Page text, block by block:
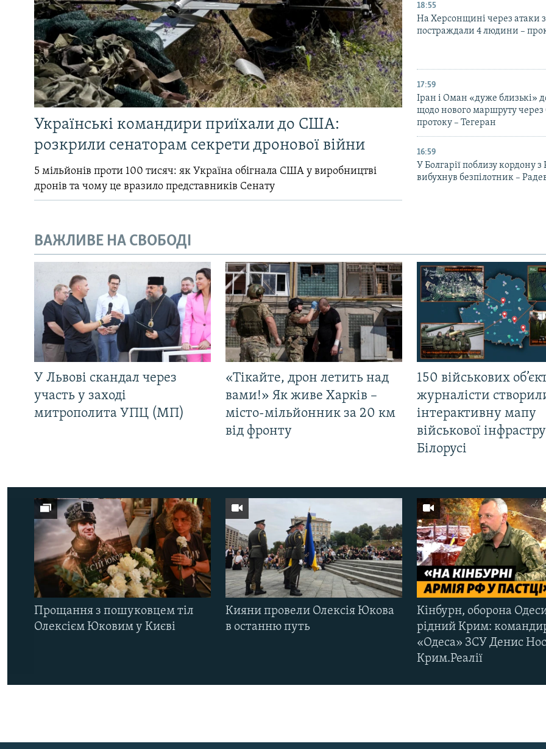
РУС
Українські командири приїхали до США:
розкрили сенаторам секрети дронової війни
5 мільйонів проти 100 тисяч: як Україна обігнала США у виробництві
дронів та чому це вразило представників Сенату
18:55
На Херсонщині через атаки
постраждали 4 людини –
17:59
Іран і Оман «дуже близькі»
щодо нового маршруту
протоку – Тегеран
16:59
У Болгарії поблизу кордону
вибухнув безпілотник –
ВАЖЛИВЕ НА СВОБОДІ
У Львові скандал через
участь у заході
митрополита УПЦ (МП)
«Тікайте, дрон летить над
вами!» Як живе Харків –
місто-мільйонник за 20 км
від фронту
150 військових
журналісти
інтерактивну мапу
військової
Білорусі
Прощання з пошуковцем тіл
Олексієм Юковим у Києві
Кияни провели Олексія Юкова
в останню путь
Кінбурн, оборона
рідний Крим:
«Одеса» ЗСУ Денис
Крим.Реалії